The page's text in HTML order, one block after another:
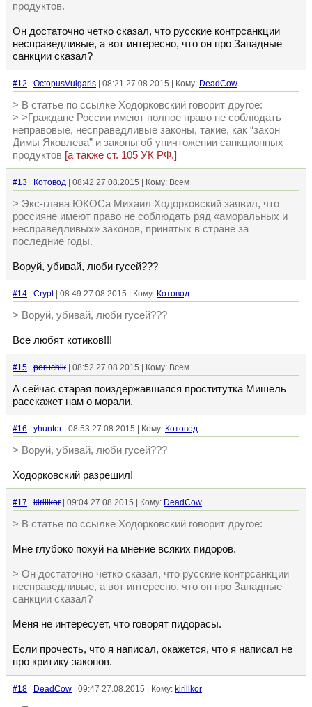
продуктов.
Он достаточно четко сказал, что русские контрсанкции
несправедливые, а вот интересно, что он про Западные
санкции сказал?
#12 OctopusVulgaris | 08:21 27.08.2015 | Кому: DeadCow
> В статье по ссылке Ходорковский говорит другое:
> >Граждане России имеют полное право не соблюдать
неправовые, несправедливые законы, такие, как “закон
Димы Яковлева” и законы об уничтожении санкционных
продуктов [а также ст. 105 УК РФ.]
#13 Котовод | 08:42 27.08.2015 | Кому: Всем
> Экс-глава ЮКОСа Михаил Ходорковский заявил, что
россияне имеют право не соблюдать ряд «аморальных и
несправедливых» законов, принятых в стране за
последние годы.
Воруй, убивай, люби гусей???
#14 Crypt| 08:49 27.08.2015 | Кому: Котовод
> Воруй, убивай, люби гусей???
Все любят котиков!!!
#15 poruchik | 08:52 27.08.2015 | Кому: Всем
А сейчас старая поиздержавшаяся проститутка Мишель
расскажет нам о морали.
#16 yhunter | 08:53 27.08.2015 | Кому: Котовод
> Воруй, убивай, люби гусей???
Ходорковский разрешил!
#17 kirillkor | 09:04 27.08.2015 | Кому: DeadCow
> В статье по ссылке Ходорковский говорит другое:
Мне глубоко похуй на мнение всяких пидоров.
> Он достаточно четко сказал, что русские контрсанкции
несправедливые, а вот интересно, что он про Западные
санкции сказал?
Меня не интересует, что говорят пидорасы.
Если прочесть, что я написал, окажется, что я написал не
про критику законов.
#18 DeadCow | 09:47 27.08.2015 | Кому: kirillkor